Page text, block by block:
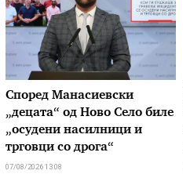
Според Манасиевски
„децата“ од Ново Село биле
„осудени насилници и
трговци со дрога“
07/08/2026 13:08